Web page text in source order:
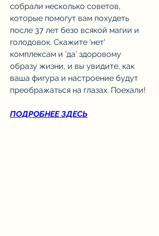
собрали несколько советов,
которые помогут вам похудеть
после 37 лет безо всякой магии и
голодовок. Скажите 'нет'
комплексам и 'да' здоровому
образу жизни, и вы увидите, как
ваша фигура и настроение будут
преображаться на глазах. Поехали!
ПОДРОБНЕЕ ЗДЕСЬ